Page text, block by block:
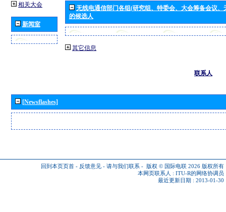
相关大会
新闻室
无线电通信部门各组(研究组、特委会、大会筹备会议
的候选人
其它信息
联系人
[Newsflashes]
回到本页页首 - 反馈意见 - 请与我们联系 - 版权 © 国际电联 2026 版权所有
本网页联系人 : ITU-R的网络协调员
最近更新日期 : 2013-01-30